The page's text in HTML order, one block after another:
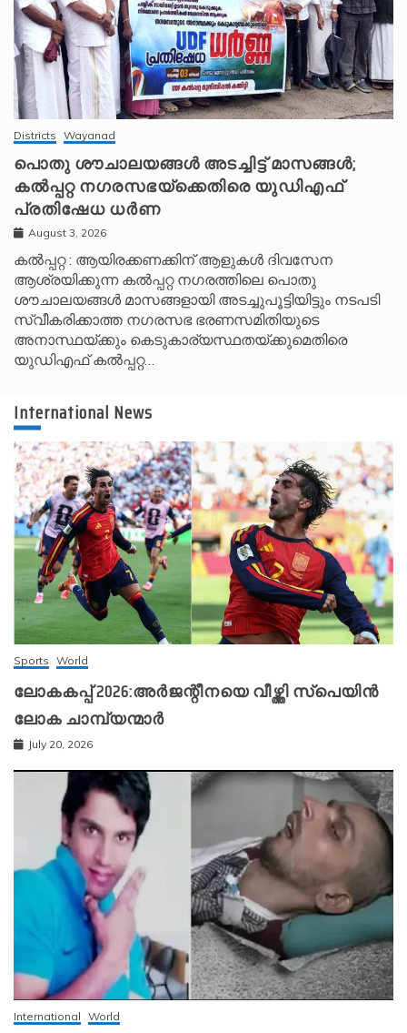
Districts Wayanad
പൊതു ശൗചാലയങ്ങൾ അടച്ചിട്ട് മാസങ്ങൾ;
കൽപ്പറ്റ നഗരസഭയ്‌ക്കെതിരെ യുഡിഎഫ്
പ്രതിഷേധ ധർണ
August 3, 2026
കൽപ്പറ്റ : ആയിരക്കണക്കിന് ആളുകൾ ദിവസേന
ആശ്രയിക്കുന്ന കൽപ്പറ്റ നഗരത്തിലെ പൊതു
ശൗചാലയങ്ങൾ മാസങ്ങളായി അടച്ചുപൂട്ടിയിട്ടും നടപടി
സ്വീകരിക്കാത്ത നഗരസഭ ഭരണസമിതിയുടെ
അനാസ്ഥയ്ക്കും കെടുകാര്യസ്ഥതയ്ക്കുമെതിരെ
യുഡിഎഫ് കൽപ്പറ്റ…
International News
Sports World
ലോകകപ്പ് 2026:അർജന്റീനയെ വീഴ്ത്തി സ്‌പെയിൻ
ലോക ചാമ്പ്യന്മാർ
July 20, 2026
International World